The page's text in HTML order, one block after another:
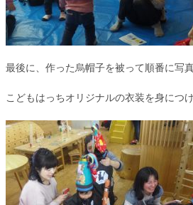
最後に、作った烏帽子を被って順番に写
こどもはっちオリジナルの衣装を身につ